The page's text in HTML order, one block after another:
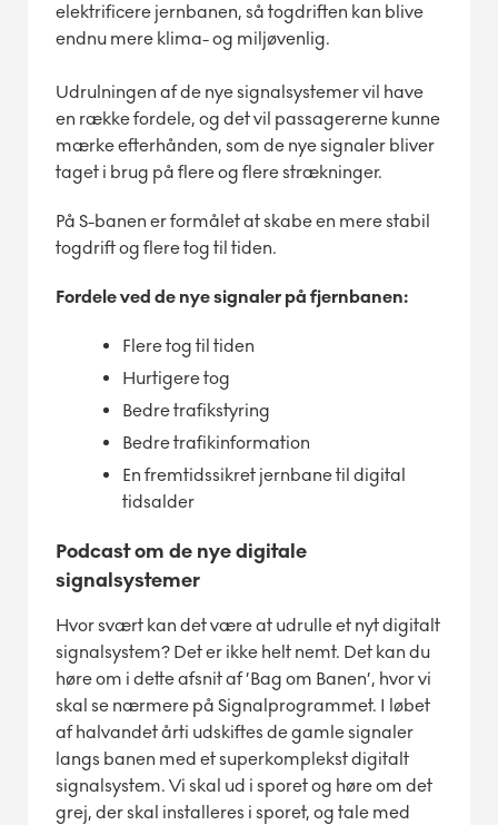
elektrificere jernbanen, så togdriften kan blive
endnu mere klima- og miljøvenlig.
Udrulningen af de nye signalsystemer vil have
en række fordele, og det vil passagererne kunne
mærke efterhånden, som de nye signaler bliver
taget i brug på flere og flere strækninger.
På S-banen er formålet at skabe en mere stabil
togdrift og flere tog til tiden.
Fordele ved de nye signaler på fjernbanen:
Flere tog til tiden
Hurtigere tog
Bedre trafikstyring
Bedre trafikinformation
En fremtidssikret jernbane til digital
tidsalder
Podcast om de nye digitale
signalsystemer
Hvor svært kan det være at udrulle et nyt digitalt
signalsystem? Det er ikke helt nemt. Det kan du
høre om i dette afsnit af ’Bag om Banen’, hvor vi
skal se nærmere på Signalprogrammet. I løbet
af halvandet årti udskiftes de gamle signaler
langs banen med et superkomplekst digitalt
signalsystem. Vi skal ud i sporet og høre om det
grej, der skal installeres i sporet, og tale med